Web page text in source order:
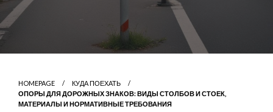
HOMEPAGE
КУДА ПОЕХАТЬ
ОПОРЫ ДЛЯ ДОРОЖНЫХ ЗНАКОВ: ВИДЫ СТОЛБОВ И СТОЕК,
МАТЕРИАЛЫ И НОРМАТИВНЫЕ ТРЕБОВАНИЯ